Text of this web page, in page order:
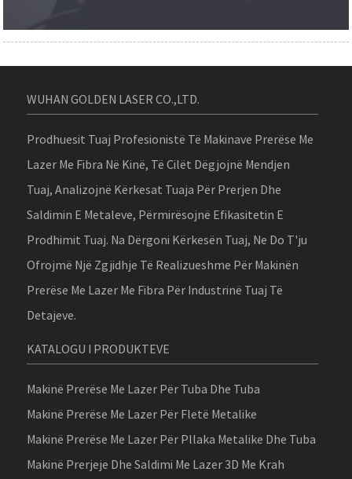
WUHAN GOLDEN LASER CO.,LTD.
Prodhuesit Tuaj Profesionistë Të Makinave Prerëse Me
Lazer Me Fibra Në Kinë, Të Cilët Dëgjojnë Mendjen
Tuaj, Analizojnë Kërkesat Tuaja Për Prerjen Dhe
Saldimin E Metaleve, Përmirësojnë Efikasitetin E
Prodhimit Tuaj. Na Dërgoni Kërkesën Tuaj, Ne Do T'ju
Ofrojmë Një Zgjidhje Të Realizueshme Për Makinën
Prerëse Me Lazer Me Fibra Për Industrinë Tuaj Të
Detajeve.
KATALOGU I PRODUKTEVE
Makinë Prerëse Me Lazer Për Tuba Dhe Tuba
Makinë Prerëse Me Lazer Për Fletë Metalike
Makinë Prerëse Me Lazer Për Pllaka Metalike Dhe Tuba
Makinë Prerjeje Dhe Saldimi Me Lazer 3D Me Krah